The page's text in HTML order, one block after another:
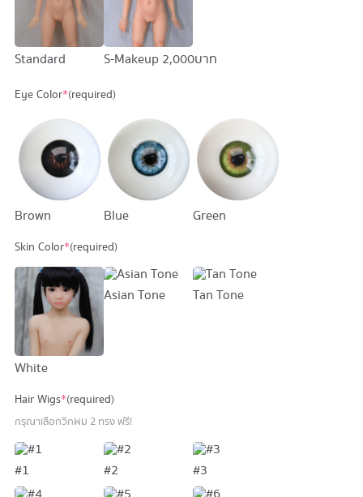
Standard S-Makeup 2,000 บาท
Eye Color*(required)
Brown Blue Green
Skin Color*(required)
White
Asian Tone Tan Tone
Hair Wigs*(required)
กรุณาเลือกวิกผม 2 ทรง ฟรี!
#1 #2 #3